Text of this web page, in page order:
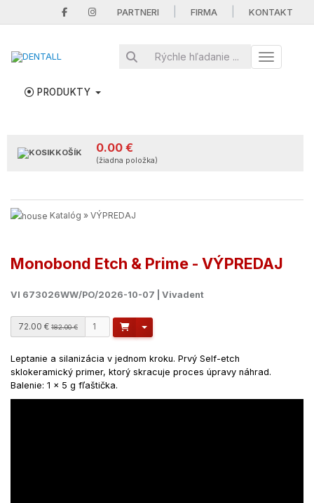
PARTNERI FIRMA KONTAKT
Toggle
PRODUKTY
KOŠÍK 0.00 €
(žiadna položka)
Katalóg » VÝPREDAJ
Monobond Etch & Prime - VÝPREDAJ
VI 673026WW/PO/2026-10-07 | Vivadent
72.00 € 182.00 € Toggle Dropdown
Leptanie a silanizácia v jednom kroku. Prvý Self-etch
sklokeramický primer, ktorý skracuje proces úpravy náhrad.
Balenie: 1 x 5 g fľaštička.